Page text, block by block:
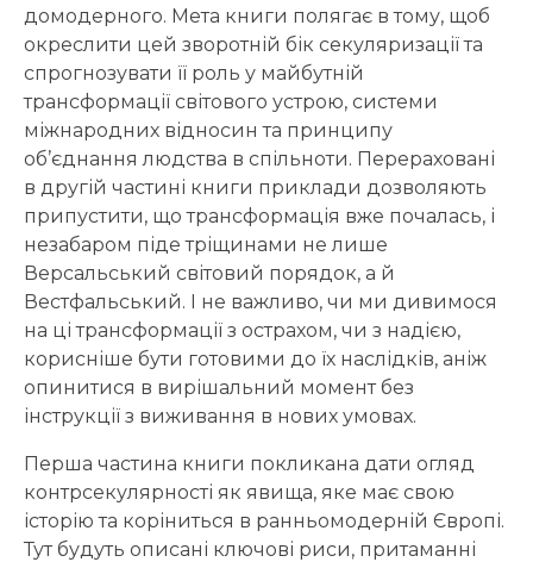
домодерного. Мета книги полягає в тому, щоб
окреслити цей зворотній бік секуляризації та
спрогнозувати її роль у майбутній
трансформації світового устрою, системи
міжнародних відносин та принципу
об’єднання людства в спільноти. Перераховані
в другій частині книги приклади дозволяють
припустити, що трансформація вже почалась, і
незабаром піде тріщинами не лише
Версальський світовий порядок, а й
Вестфальський. І не важливо, чи ми дивимося
на ці трансформації з острахом, чи з надією,
корисніше бути готовими до їх наслідків, аніж
опинитися в вирішальний момент без
інструкції з виживання в нових умовах.
Перша частина книги покликана дати огляд
контрсекулярності як явища, яке має свою
історію та коріниться в ранньомодерній Європі.
Тут будуть описані ключові риси, притаманні